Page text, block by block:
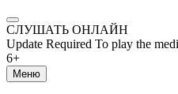
СЛУШАТЬ ОНЛАЙН
Update Required To play the
6+
Меню